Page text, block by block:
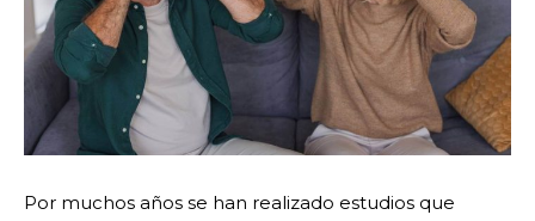
Por muchos años se han realizado estudios que